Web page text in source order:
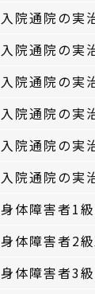
入院通院の実
入院通院の実
入院通院の実
入院通院の実
入院通院の実
入院通院の実
身体障害者1
身体障害者2
身体障害者3